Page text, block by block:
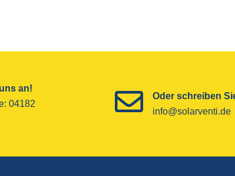
an!
04182
Oder schreiben
info@solarventi.de